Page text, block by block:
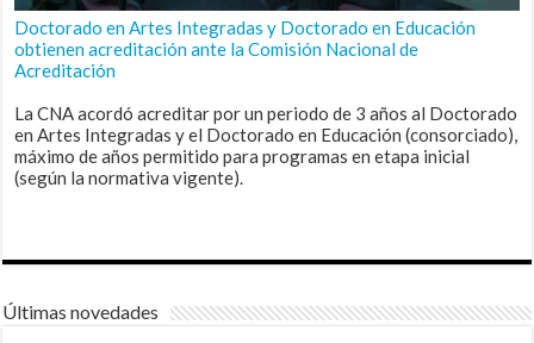
Doctorado en Artes Integradas y Doctorado en Educación
obtienen acreditación ante la Comisión Nacional de
Acreditación
La CNA acordó acreditar por un periodo de 3 años al Doctorado
en Artes Integradas y el Doctorado en Educación (consorciado),
máximo de años permitido para programas en etapa inicial
(según la normativa vigente).
Últimas novedades